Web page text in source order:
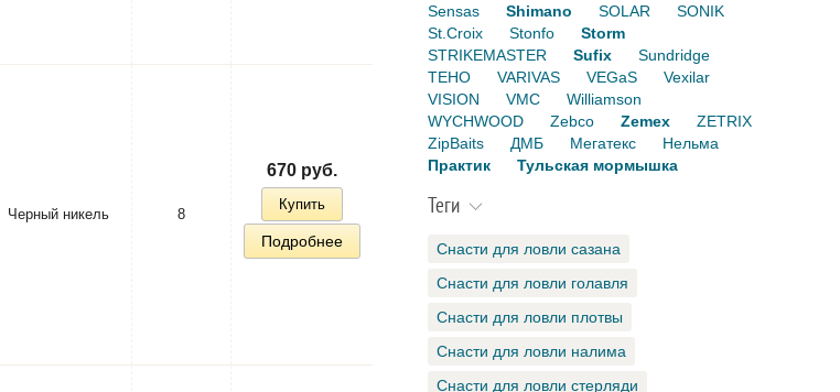
Черный никель 8
670 руб.
Купить
Подробнее
Sensas
Shimano SOLAR
SONIK
St.Croix
Stonfo
Storm
STRIKEMASTER
Sufix
Sundridge
TEHO
VARIVAS VEGaS
Vexilar
VISION
VMC
Williamson
WYCHWOOD
Zebco Zemex
ZETRIX
ZipBaits
ДМБ Мегатекс
Нельма
Практик
Тульская мормышка
Теги
Снасти для ловли сазана
Снасти для ловли голавля
Снасти для ловли плотвы
Снасти для ловли налима
Снасти для ловли стерляди